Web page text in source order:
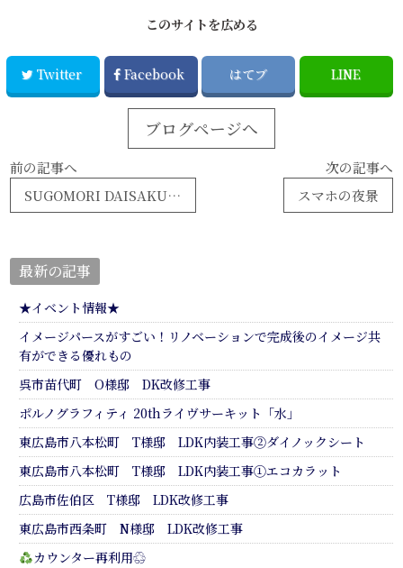
このサイトを広める
Twitter Facebook はてブ LINE
ブログページへ
前の記事へ
SUGOMORI DAISAKUSEN⑥−2
次の記事へ
スマホの夜景
最新の記事
★イベント情報★
イメージパースがすごい！リノベーションで完成後のイメージ共
有ができる優れもの
呉市苗代町 O様邸 DK改修工事
ポルノグラフィティ 20thライヴサーキット「水」
東広島市八本松町 T様邸 LDK内装工事②ダイノックシート
東広島市八本松町 T様邸 LDK内装工事①エコカラット
広島市佐伯区 T様邸 LDK改修工事
東広島市西条町 N様邸 LDK改修工事
カウンター再利用♲